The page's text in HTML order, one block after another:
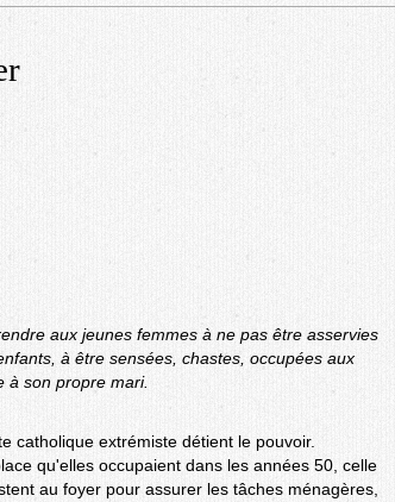
aux jeunes femmes à ne pas être asservies
à être sensées, chastes, occupées aux
à son propre mari.
catholique extrémiste détient le pouvoir.
qu'elles occupaient dans les années 50, celle
au foyer pour assurer les tâches ménagères,